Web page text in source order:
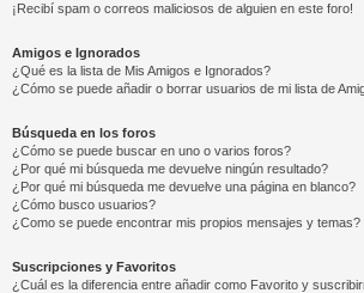
¡Recibí spam o correos maliciosos de alguien en este foro!
Amigos e Ignorados
¿Qué es la lista de Mis Amigos e Ignorados?
¿Cómo se puede añadir o borrar usuarios de mi lista de
Búsqueda en los foros
¿Cómo se puede buscar en uno o varios foros?
¿Por qué mi búsqueda me devuelve ningún resultado?
¿Por qué mi búsqueda me devuelve una página en blanco?
¿Cómo busco usuarios?
¿Como se puede encontrar mis propios mensajes y temas?
Suscripciones y Favoritos
¿Cuál es la diferencia entre añadir como Favorito y